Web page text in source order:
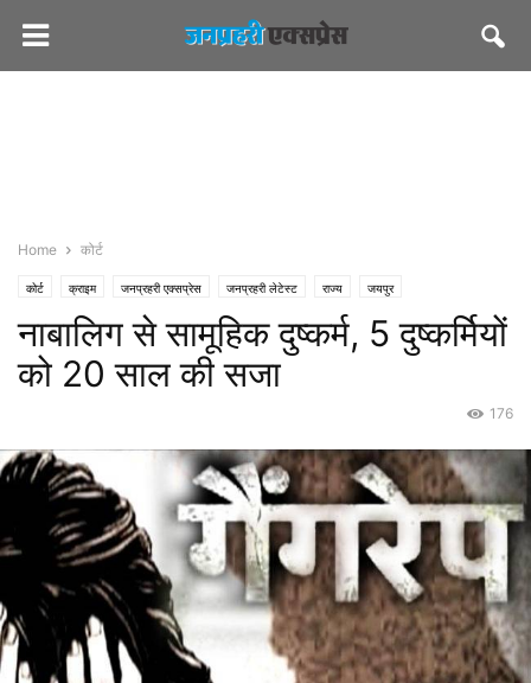
Home कोर्ट
कोर्ट क्राइम जनप्रहरी एक्सप्रेस जनप्रहरी लेटेस्ट राज्य जयपुर
नाबालिग से सामूहिक दुष्कर्म, 5 दुष्कर्मियों
को 20 साल की सजा
176